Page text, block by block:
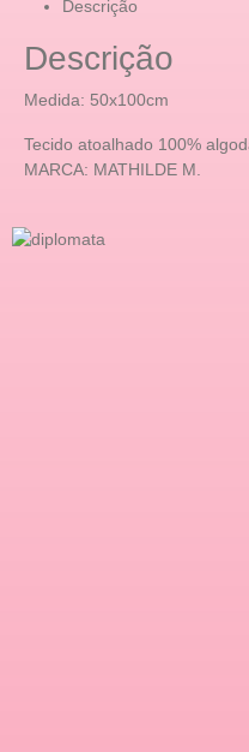
Descrição
Descrição
Medida: 50x100cm
Tecido atoalhado 100%
MARCA: MATHILDE M.